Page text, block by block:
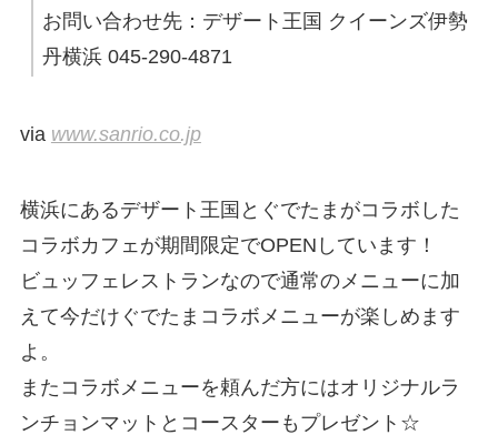
お問い合わせ先：デザート王国 クイーンズ伊勢
丹横浜 045-290-4871
via www.sanrio.co.jp
横浜にあるデザート王国とぐでたまがコラボした
コラボカフェが期間限定でOPENしています！
ビュッフェレストランなので通常のメニューに加
えて今だけぐでたまコラボメニューが楽しめます
よ。
またコラボメニューを頼んだ方にはオリジナルラ
ンチョンマットとコースターもプレゼント☆